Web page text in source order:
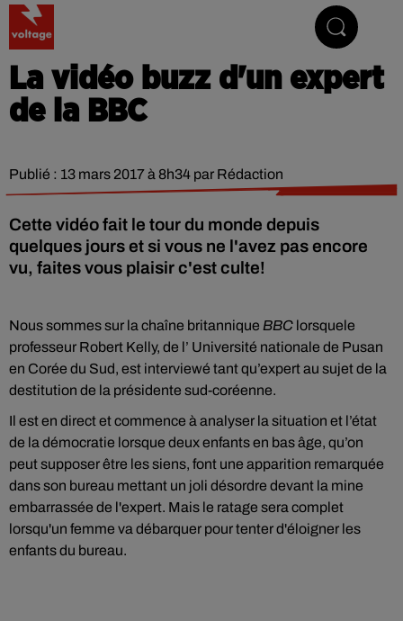
La vidéo buzz d'un expert
de la BBC
Publié : 13 mars 2017 à 8h34 par Rédaction
Cette vidéo fait le tour du monde depuis
quelques jours et si vous ne l'avez pas encore
vu, faites vous plaisir c'est culte!
Nous sommes sur la chaîne britannique BBC lorsquele
professeur Robert Kelly, de l’ Université nationale de Pusan
en Corée du Sud, est interviewé tant qu’expert au sujet de la
destitution de la présidente sud-coréenne.
Il est en direct et commence à analyser la situation et l’état
de la démocratie lorsque deux enfants en bas âge, qu’on
peut supposer être les siens, font une apparition remarquée
dans son bureau mettant un joli désordre devant la mine
embarrassée de l'expert. Mais le ratage sera complet
lorsqu'un femme va débarquer pour tenter d'éloigner les
enfants du bureau.